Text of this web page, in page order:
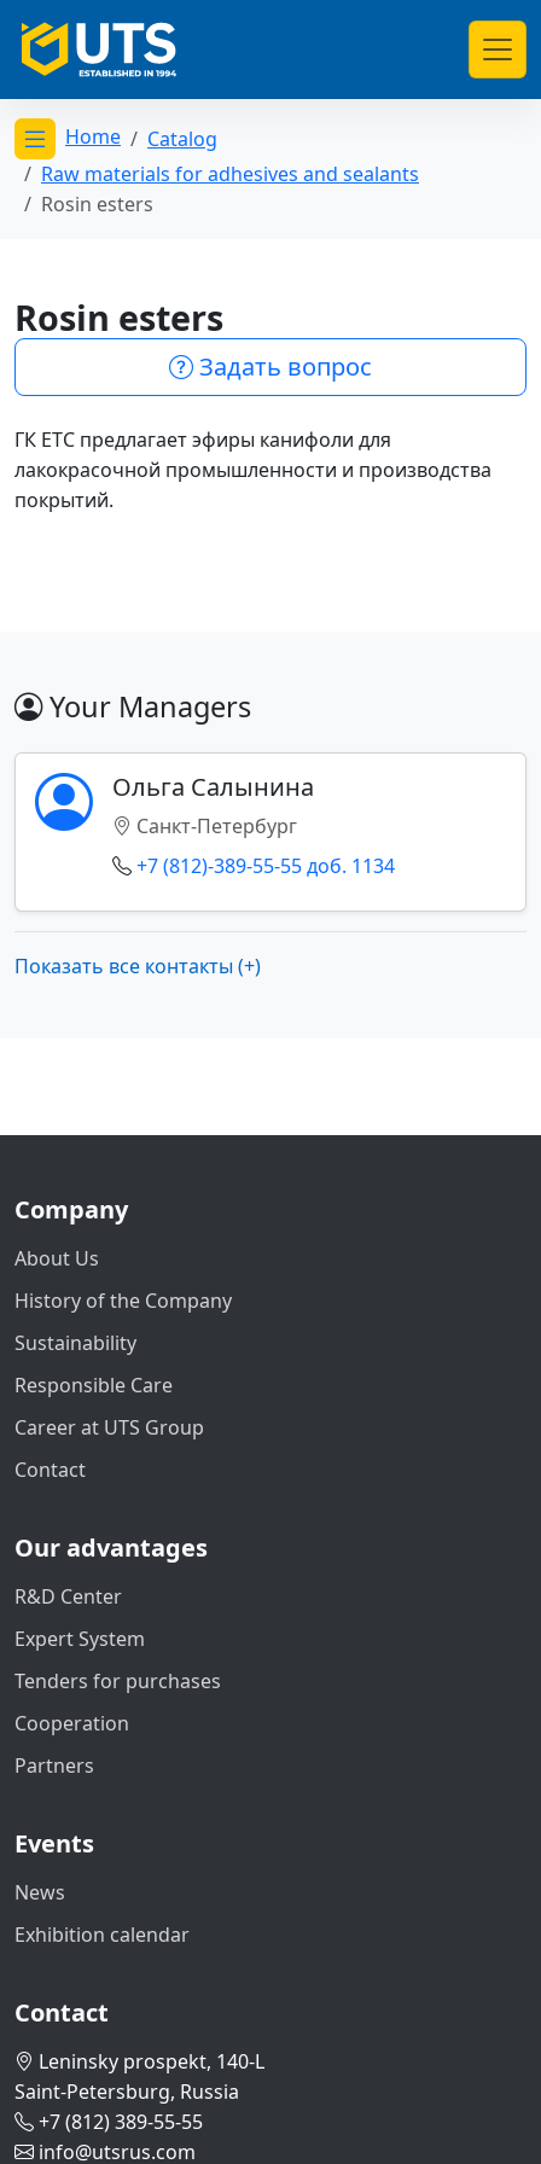
Открыть меню категорий
Home
Catalog
Raw materials for adhesives and sealants
Rosin esters
Rosin esters
Задать вопрос
ГК ЕТС предлагает эфиры канифоли для
лакокрасочной промышленности и производства
покрытий.
Your Managers
Ольга Салынина
Санкт-Петербург
+7 (812)-389-55-55 доб. 1134
Показать все контакты (+)
Company
About Us
History of the Company
Sustainability
Responsible Care
Career at UTS Group
Contact
Our advantages
R&D Center
Expert System
Tenders for purchases
Cooperation
Partners
Events
News
Exhibition calendar
Contact
Leninsky prospekt, 140-L
Saint-Petersburg, Russia
+7 (812) 389-55-55
info@utsrus.com